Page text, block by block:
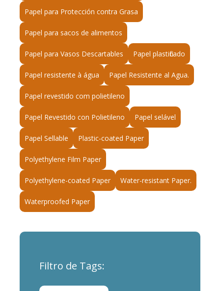
Papel para Protección contra Grasa
Papel para sacos de alimentos
Papel para Vasos Descartables Papel plastificado
Papel resistente à água Papel Resistente al Agua.
Papel revestido com polietileno
Papel Revestido con Polietileno Papel selável
Papel Sellable Plastic-coated Paper
Polyethylene Film Paper
Polyethylene-coated Paper Water-resistant Paper.
Waterproofed Paper
Filtro de Tags: